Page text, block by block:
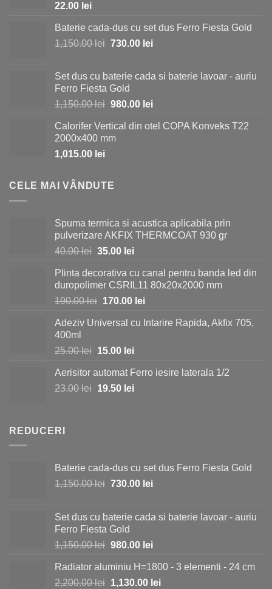
22.00 lei
Baterie cada-dus cu set dus Ferro Fiesta Gold
1,150.00lei Prețul
fost:
1,150.00 lei.
730.00 leiPrețul
730.00 lei.
Set dus cu baterie cada si baterie lavoar - auriu
Ferro Fiesta Gold
1,150.00lei Prețul
a
fost:
980.00 leiPrețul
este:
Calorifer Vertical din otel COPA Konveks T22
2000x400 mm
1,015.00 lei
CELE MAI VÂNDUTE
Spuma termica si acustica aplicabila prin
pulverizare AKFIX THERMCOAT 930 gr
40.00lei Prețul
a
fost:
40.00 lei.
35.00 leiPrețul
este:
35.00 lei.
Plinta decorativa cu canal pentru banda led din
duropolimer CSRIL11 80x20x2000 mm
190.00lei Prețul
a
190.00 lei.
170.00 leiPrețul
este:
Adeziv Universal cu Intarire Rapida, Akfix 705,
400ml
25.00lei Prețul
a
fost:
15.00 leiPrețul
este:
15.00 lei.
Aerisitor automat Ferro iesire laterala 1/2
23.00lei Prețul
19.50 leiPrețul
REDUCERI
Baterie cada-dus cu set dus Ferro Fiesta Gold
1,150.00lei Prețul
fost:
1,150.00 lei.
730.00 leiPrețul
730.00 lei.
Set dus cu baterie cada si baterie lavoar - auriu
Ferro Fiesta Gold
1,150.00lei Prețul
a
fost:
980.00 leiPrețul
este:
980.00 lei.
Radiator aluminiu H=1800 - 3 elementi - 24 cm
2,200.00lei Prețul
1,130.00 leiPrețul